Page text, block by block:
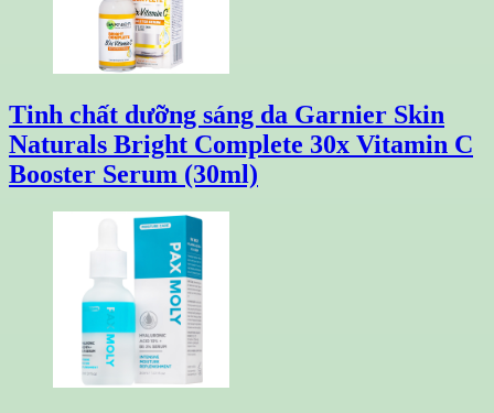
Tinh chất dưỡng sáng da Garnier Skin
Naturals Bright Complete 30x Vitamin C
Booster Serum (30ml)